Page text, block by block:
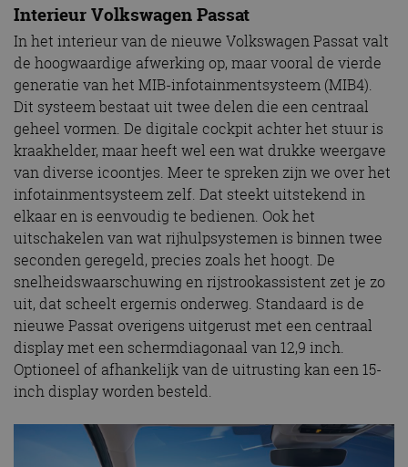
Interieur Volkswagen Passat
In het interieur van de nieuwe Volkswagen Passat valt
de hoogwaardige afwerking op, maar vooral de vierde
generatie van het MIB-infotainmentsysteem (MIB4).
Dit systeem bestaat uit twee delen die een centraal
geheel vormen. De digitale cockpit achter het stuur is
kraakhelder, maar heeft wel een wat drukke weergave
van diverse icoontjes. Meer te spreken zijn we over het
infotainmentsysteem zelf. Dat steekt uitstekend in
elkaar en is eenvoudig te bedienen. Ook het
uitschakelen van wat rijhulpsystemen is binnen twee
seconden geregeld, precies zoals het hoogt. De
snelheidswaarschuwing en rijstrookassistent zet je zo
uit, dat scheelt ergernis onderweg. Standaard is de
nieuwe Passat overigens uitgerust met een centraal
display met een schermdiagonaal van 12,9 inch.
Optioneel of afhankelijk van de uitrusting kan een 15-
inch display worden besteld.